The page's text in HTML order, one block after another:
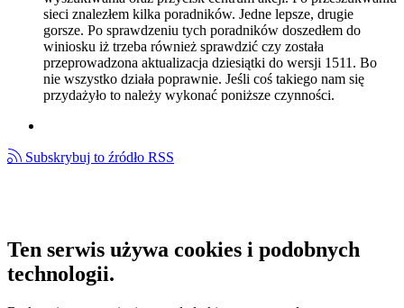
sieci znalezłem kilka poradników. Jedne lepsze, drugie
gorsze. Po sprawdzeniu tych poradników doszedłem do
winiosku iż trzeba również sprawdzić czy została
przeprowadzona aktualizacja dziesiątki do wersji 1511. Bo
nie wszystko działa poprawnie. Jeśli coś takiego nam się
przydażyło to należy wykonać poniższe czynności.
Subskrybuj to źródło RSS
Ten serwis używa cookies i podobnych
technologii.